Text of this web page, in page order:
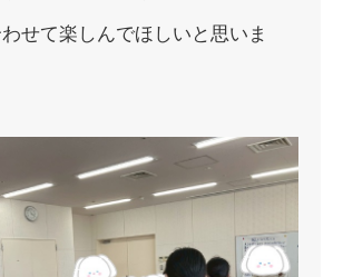
せて楽しんでほしいと 思いま